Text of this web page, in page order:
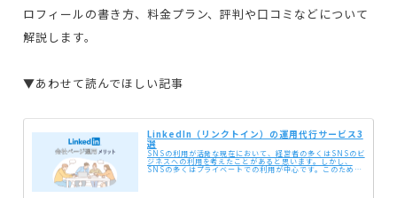
ロフィールの書き方、料金プラン、評判や口コミなどについて
解説します。
▼あわせて読んでほしい記事
LinkedIn（リンクトイン）の運用代行サービス3
選
SNSの利用が活発な現在において、経営者の多くはSNSのビ
ジネスへの利用を考えたことがあると思います。しかし、
SNSの多くはプライベートでの利用が中心です。このため